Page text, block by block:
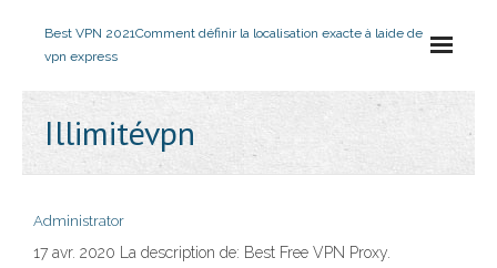
Best VPN 2021Comment définir la localisation exacte à laide de
vpn express
Illimitévpn
Administrator
17 avr. 2020 La description de: Best Free VPN Proxy.